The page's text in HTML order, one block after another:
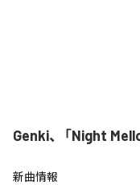
Genki、「Night
新曲情報